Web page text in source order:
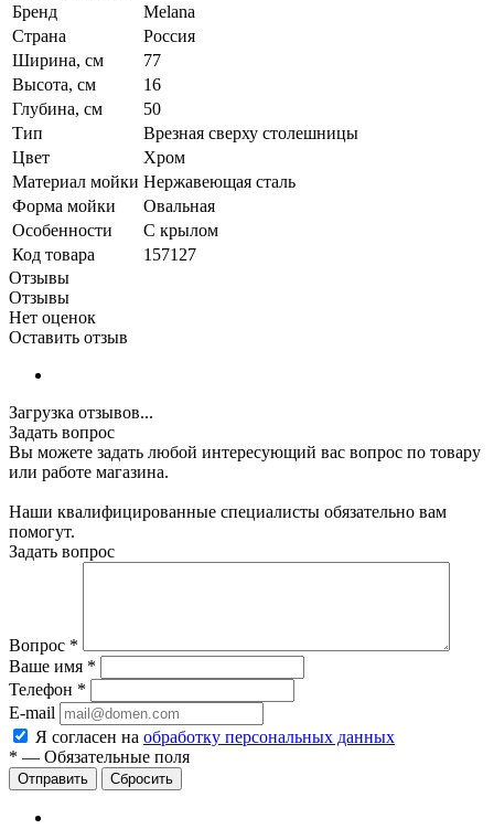
Бренд
Melana
Страна
Россия
Ширина, см
77
Высота, см
16
Глубина, см
50
Тип
Врезная сверху столешницы
Цвет
Хром
Материал мойки Нержавеющая сталь
Форма мойки
Овальная
Особенности
С крылом
Код товара
157127
Отзывы
Отзывы
Нет оценок
Оставить отзыв
Загрузка отзывов...
Задать вопрос
Вы можете задать любой интересующий вас вопрос по товару
или работе магазина.
Наши квалифицированные специалисты обязательно вам
помогут.
Задать вопрос
Вопрос *
Ваше имя *
Телефон *
E-mail
Я согласен на обработку персональных данных
* — Обязательные поля
Сбросить